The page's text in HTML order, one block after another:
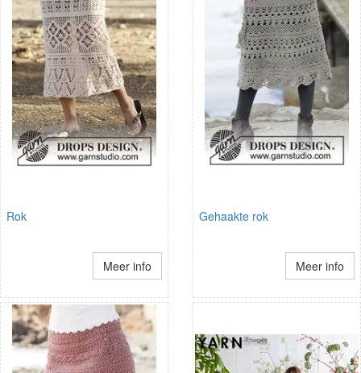
Rok
Meer info
Gehaakte rok
Meer info